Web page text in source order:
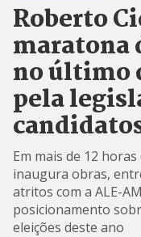
Roberto
maratona
no último
pela
Em mais de 12
inaugura obras,
atritos com a ALE-
posicionamento
eleições deste ano